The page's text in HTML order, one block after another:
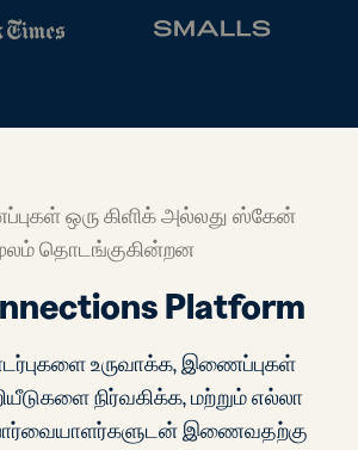
ஒரு கிளிக் அல்லது ஸ்கேன்
தொடங்குகின்றன
Platform
உருவாக்க, இணைப்புகள்
நிர்வகிக்க, மற்றும் எல்லா
இணைவதற்கு